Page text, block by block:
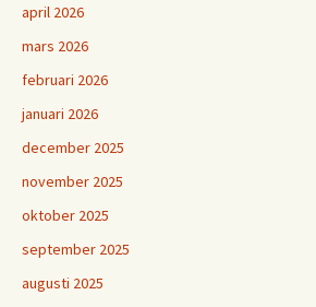
april 2026
mars 2026
februari 2026
januari 2026
december 2025
november 2025
oktober 2025
september 2025
augusti 2025